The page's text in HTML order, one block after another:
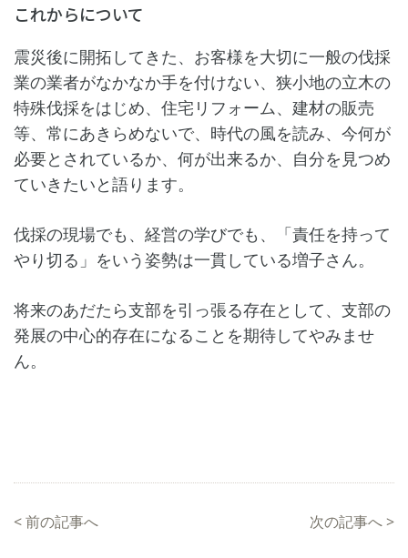
これからについて
震災後に開拓してきた、お客様を大切に一般の伐採
業の業者がなかなか手を付けない、狭小地の立木の
特殊伐採をはじめ、住宅リフォーム、建材の販売
等、常にあきらめないで、時代の風を読み、今何が
必要とされているか、何が出来るか、自分を見つめ
ていきたいと語ります。
伐採の現場でも、経営の学びでも、「責任を持って
やり切る」をいう姿勢は一貫している増子さん。
将来のあだたら支部を引っ張る存在として、支部の
発展の中心的存在になることを期待してやみませ
ん。
<前の記事へ 次の記事へ>